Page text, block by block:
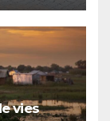
vies